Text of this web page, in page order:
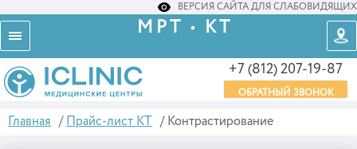
ВЕРСИЯ САЙТА ДЛЯ СЛАБОВИДЯЩИХ
МРТ • КТ
+7 (812) 207-19-87
ОБРАТНЫЙ ЗВОНОК
Главная / Прайс-лист КТ / Контрастирование